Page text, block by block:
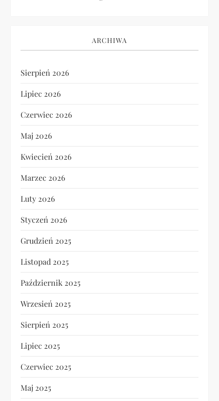
ARCHIWA
Sierpień 2026
Lipiec 2026
Czerwiec 2026
Maj 2026
Kwiecień 2026
Marzec 2026
Luty 2026
Styczeń 2026
Grudzień 2025
Listopad 2025
Październik 2025
Wrzesień 2025
Sierpień 2025
Lipiec 2025
Czerwiec 2025
Maj 2025